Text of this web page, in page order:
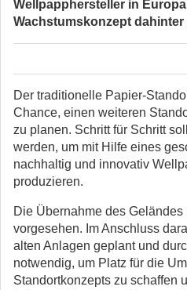
Wellpapphersteller in
Wachstumskonzept dahinter
Der traditionelle Papier-
Chance, einen weiteren
zu planen. Schritt für Schritt
werden, um mit Hilfe eines
nachhaltig und innovativ
produzieren.
Die Übernahme des Geländes
vorgesehen. Im Anschluss
alten Anlagen geplant und
notwendig, um Platz für die
Standortkonzepts zu schaffen